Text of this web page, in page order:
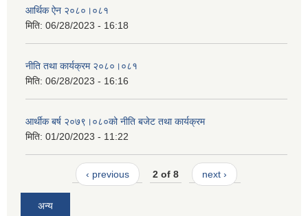
आर्थिक ऐन २०८०।०८१
मिति: 06/28/2023 - 16:18
नीति तथा कार्यक्रम २०८०।०८१
मिति: 06/28/2023 - 16:16
आर्थीक बर्ष २०७९।०८०को नीति बजेट तथा कार्यक्रम
मिति: 01/20/2023 - 11:22
‹ previous 2 of 8 next ›
अन्य